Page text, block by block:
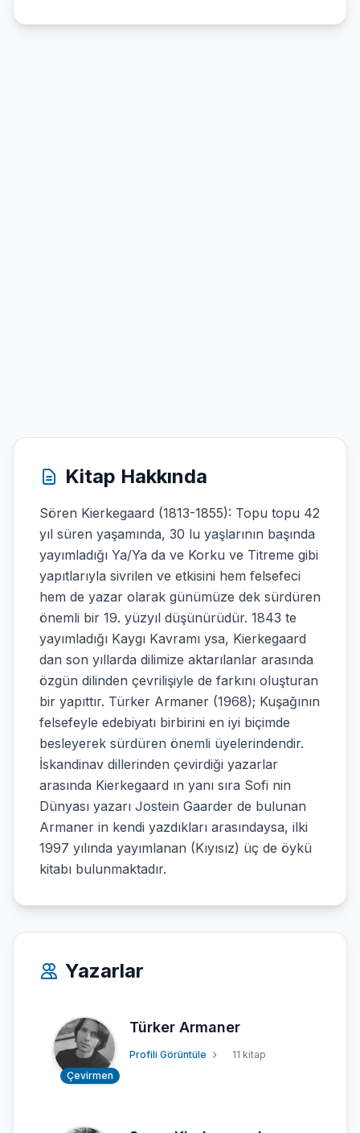
Kitap Hakkında
Sören Kierkegaard (1813-1855): Topu topu 42
yıl süren yaşamında, 30 lu yaşlarının başında
yayımladığı Ya/Ya da ve Korku ve Titreme gibi
yapıtlarıyla sivrilen ve etkisini hem felsefeci
hem de yazar olarak günümüze dek sürdüren
önemli bir 19. yüzyıl düşünürüdür. 1843 te
yayımladığı Kaygı Kavramı ysa, Kierkegaard
dan son yıllarda dilimize aktarılanlar arasında
özgün dilinden çevrilişiyle de farkını oluşturan
bir yapıttır. Türker Armaner (1968); Kuşağının
felsefeyle edebiyatı birbirini en iyi biçimde
besleyerek sürdüren önemli üyelerindendir.
İskandinav dillerinden çevirdiği yazarlar
arasında Kierkegaard ın yanı sıra Sofi nin
Dünyası yazarı Jostein Gaarder de bulunan
Armaner in kendi yazdıkları arasındaysa, ilki
1997 yılında yayımlanan (Kıyısız) üç de öykü
kitabı bulunmaktadır.
Yazarlar
Çevirmen
Türker Armaner
Profili Görüntüle 11 kitap